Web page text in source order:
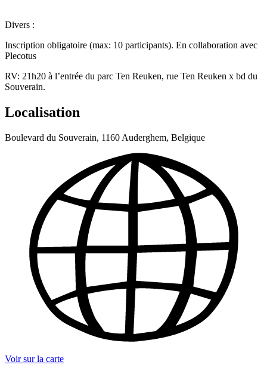
Divers :
Inscription obligatoire (max: 10 participants). En collaboration avec
Plecotus
RV: 21h20 à l’entrée du parc Ten Reuken, rue Ten Reuken x bd du
Souverain.
Localisation
Boulevard du Souverain, 1160 Auderghem, Belgique
Voir sur la carte